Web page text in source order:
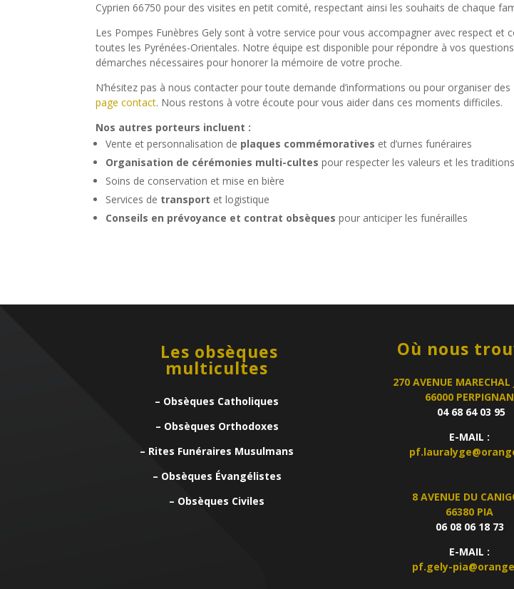
Cyprien 66750 pour des visites en petit comité, respectant ainsi les souhaits de chaque
Les Pompes Funèbres Gely sont à votre service pour vous accompagner avec respect et
toutes les Pyrénées-Orientales. Notre équipe est disponible pour répondre à vos
démarches nécessaires pour honorer la mémoire de votre proche.
N’hésitez pas à nous contacter pour toute demande d’informations ou pour organiser des
page contact. Nous restons à votre écoute pour vous aider dans ces moments difficiles.
Nos autres porteurs incluent :
Vente et personnalisation de plaques commémoratives et d’urnes funéraires
Organisation de cérémonies multi-cultes pour respecter les valeurs et les
Soins de conservation et mise en bière
Services de transport et logistique
Conseils en prévoyance et contrat obsèques pour anticiper les funérailles
Les obsèques
multicultes
– Obsèques Catholiques
– Obsèques Orthodoxes
– Rites Funéraires Musulmans
– Obsèques Évangélistes
– Obsèques Civiles
Où nous
270 AVENUE MARECHAL
66000 PERPIGNAN
04 68 64 03 95
E-MAIL :
8 AVENUE DU
66380 PIA
06 08 06 18 73
E-MAIL :
pf.gely-